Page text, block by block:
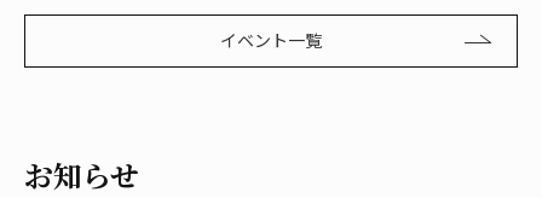
イベント一覧
お知らせ